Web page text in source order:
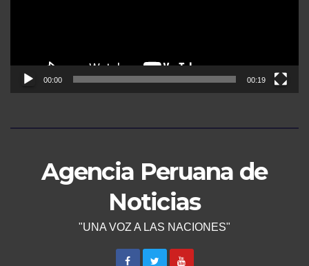
00:00 00:19
Agencia Peruana de
Noticias
"UNA VOZ A LAS NACIONES"